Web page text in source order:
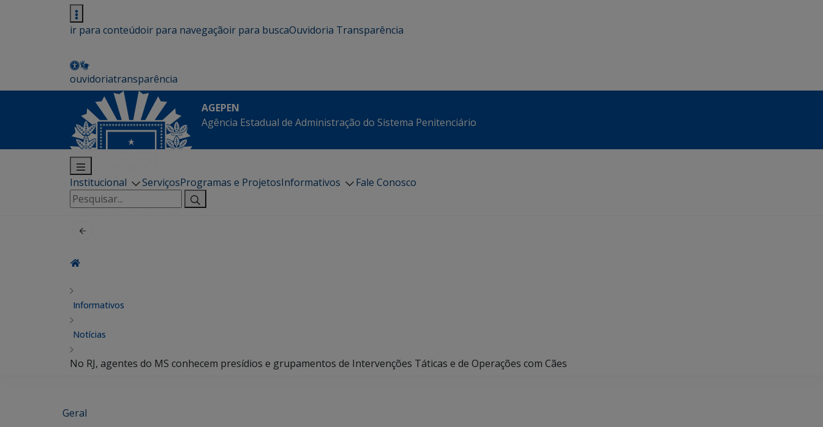
ir para conteúdoir para navegaçãoir para buscaOuvidoria Transparência
ouvidoriatransparência
AGEPEN
Agência Estadual de Administração do Sistema Penitenciário
Institucional ServiçosProgramas e ProjetosInformativos
Fale Conosco
Pesquisar
por:
Informativos
Notícias
No RJ, agentes do MS conhecem presídios e grupamentos de Intervenções Táticas e de Operações com Cães
Geral